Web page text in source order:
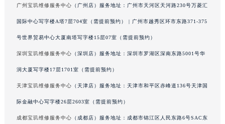
广东省潮州市潮安区新风路与潮汕路交汇处宝玑售后服务中心（需提前预约）
广东省江门市蓬江区广场西路宝玑售后服务中心（需提前预约）
广东省揭阳市榕城进贤门步行街宝玑售后服务中心（需提前预约）
广东省梅州市梅江区金燕大道宝玑售后服务中心（需提前预约）
广州宝玑维修服务中心 （广州店）服务地址：广州市天河区天河路230号万菱汇
国际中心写字楼A塔7层704室（需提前预约） | 广州市越秀区环市东路371-375
号世界贸易中心大厦南塔写字楼15层07室（需提前预约）
深圳宝玑维修服务中心 （深圳店）服务地址：深圳市罗湖区深南东路5001号华
润大厦写字楼17层1701室（需提前预约）
天津宝玑维修服务中心 （天津店）服务地址：天津市和平区赤峰道136号天津国
际金融中心写字楼26层2603室（需提前预约）
成都宝玑维修服务中心 （成都店）服务地址：成都市锦江区人民东路6号SAC东